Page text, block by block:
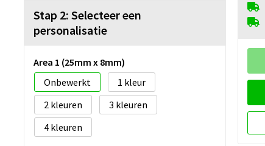
Stap 2: Selecteer een
personalisatie
Area 1 (25mm x 8mm)
Onbewerkt
1
2
3
4